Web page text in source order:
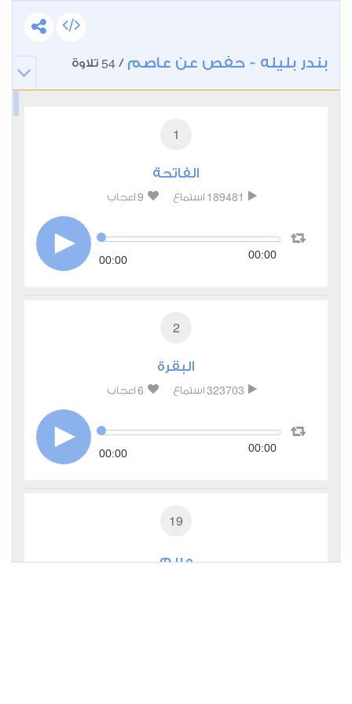
بندر بليله - حفص عن عاصم /
54 تلاوة
1
الفاتحة
189481 استماع 9 اعجاب
00:00 00:00
2
البقرة
323703 استماع 6 اعجاب
00:00 00:00
19
مريم